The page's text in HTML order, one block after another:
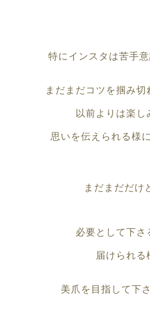
特にインスタは苦手
まだまだコツを掴み切
以前よりは楽し
思いを伝えられる様
まだまだだけ
必要として下さ
届けられる
美爪を目指して下